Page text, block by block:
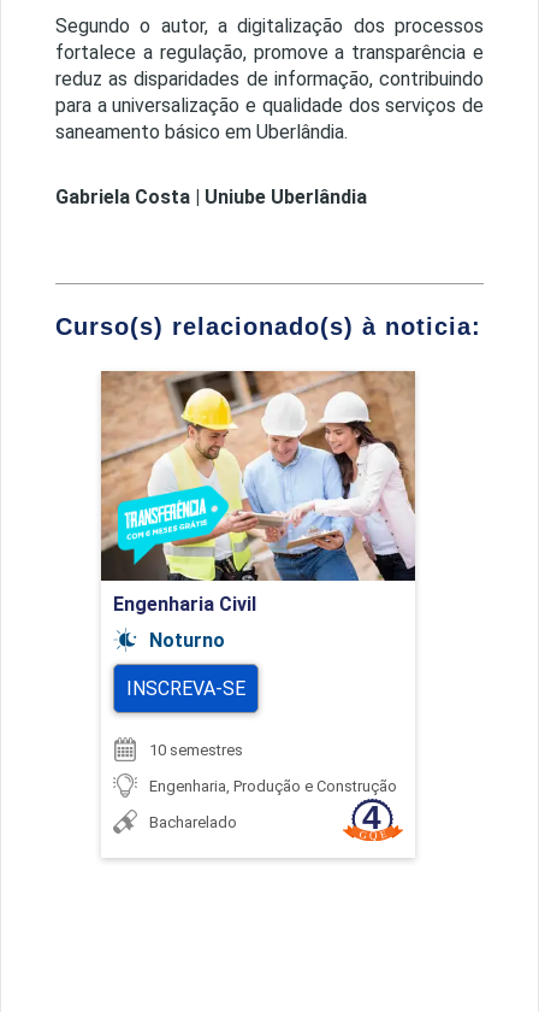
Segundo o autor, a digitalização dos processos
fortalece a regulação, promove a transparência e
reduz as disparidades de informação, contribuindo
para a universalização e qualidade dos serviços de
saneamento básico em Uberlândia.
Gabriela Costa | Uniube Uberlândia
Curso(s) relacionado(s) à noticia:
Engenharia Civil
Noturno
INSCREVA-SE
10 semestres
Engenharia, Produção e Construção
Bacharelado
Engenharia Civil
Detalhes do curso
Ir para Inscrição